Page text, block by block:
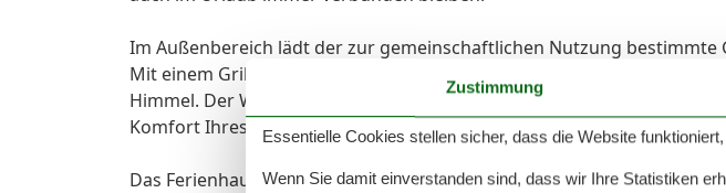
Im Außenbereich lädt der zur gemeinschaftlichen Nutzung bestimmte
Mit einem Grill ausgestattet, bietet er den perfekten Ort für gesellige
Himmel. Der Wäschetrockner, ebenfalls zur gemeinschaftlichen
Komfort Ihres Aufenthalts.
Das Ferienhaus befindet sich in einer herrlichen Lage, nur 500 Meter
Zustimmung
Essentielle Cookies stellen sicher, dass die Website
Wenn Sie damit einverstanden sind, dass wir Ihre Statistiken